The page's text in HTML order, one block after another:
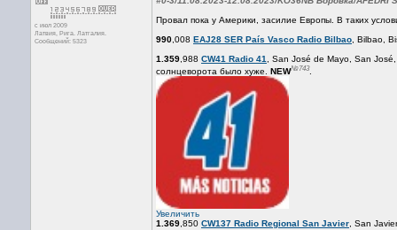
с июл 2009
Латвия, Рига. Латгалия.
Сообщений: 5323
Провал пока у Америки, засилие Европы. В таких
990 ,008 EAJ28 SER País Vasco Radio Bilbao , Bilbao,
1.359 ,988 CW41 Radio 41
, San José de Mayo, San
солнцеворота было хуже. NEW№743.
Увеличить
1.369,850 CW137 Radio Regional San Javier, San